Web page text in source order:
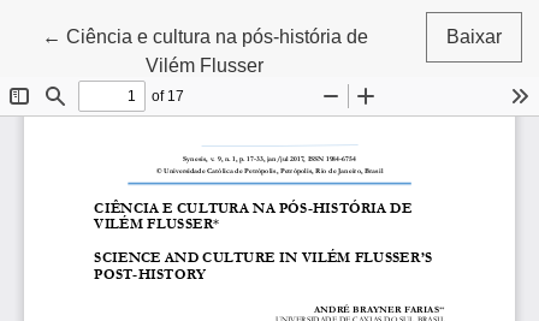
← Voltar aos Detalhes do Artigo
Ciência e cultura na pós-história de
Vilém Flusser
Baixar